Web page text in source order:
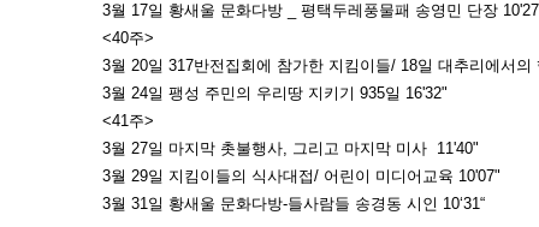
3월 17일 황새울 문화다방 _ 평택두레풍물패 송영민 단장
<40주>
3월 20일 317반전집회에 참가한 지킴이들/ 18일 대추리에서의
3월 24일 팽성 주민의 우리땅 지키기 935일 16'32"
<41주>
3월 27일 마지막 촛불행사, 그리고 마지막 미사 11'40"
3월 29일 지킴이들의 식사대접/ 어린이 미디어교육 10'07"
3월 31일 황새울 문화다방-들사람들 송경동 시인 10‘31“